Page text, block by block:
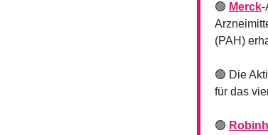
🟢 Merck-
(PAH)
🟢 Die
für das
🟢